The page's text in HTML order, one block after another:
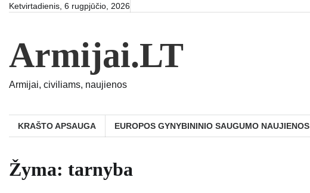
SkipKetvirtadienis, 6 rugpjūčio, 2026
Armijai.LT
Armijai, civiliams, naujienos
KRAŠTO APSAUGA EUROPOS GYNYBININIO SAUGUMO NAUJIENOS
Žyma: tarnyba